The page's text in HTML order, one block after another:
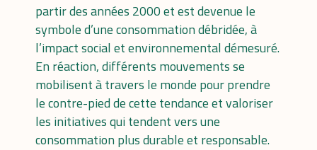
partir des années 2000 et est devenue le
symbole d’une consommation débridée, à
l’impact social et environnemental démesuré.
En réaction, différents mouvements se
mobilisent à travers le monde pour prendre
le contre-pied de cette tendance et valoriser
les initiatives qui tendent vers une
consommation plus durable et responsable.